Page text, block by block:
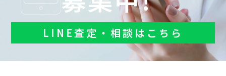
LINE査定・相談はこちら